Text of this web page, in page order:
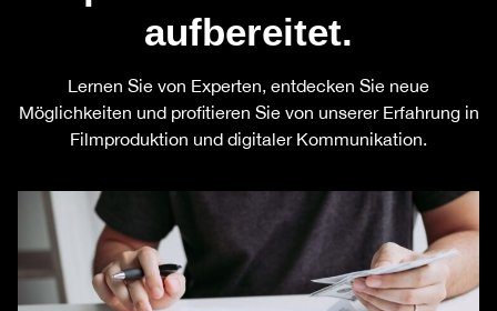
aufbereitet.
Lernen Sie von Experten, entdecken Sie neue
Möglichkeiten und profitieren Sie von unserer Erfahrung in
Filmproduktion und digitaler Kommunikation.